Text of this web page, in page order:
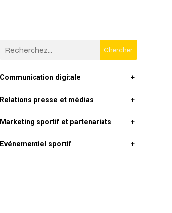
Chercher
Communication digitale +
Relations presse et médias +
Marketing sportif et partenariats +
Evénementiel sportif +